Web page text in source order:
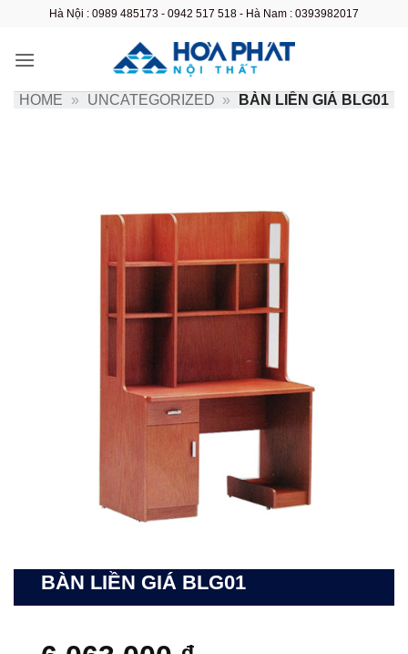
nội
Hà Nội : 0989 485173 - 0942 517 518 - Hà Nam : 0393982017
HOME » UNCATEGORIZED » BÀN LIỀN GIÁ BLG01
BÀN LIỀN GIÁ BLG01